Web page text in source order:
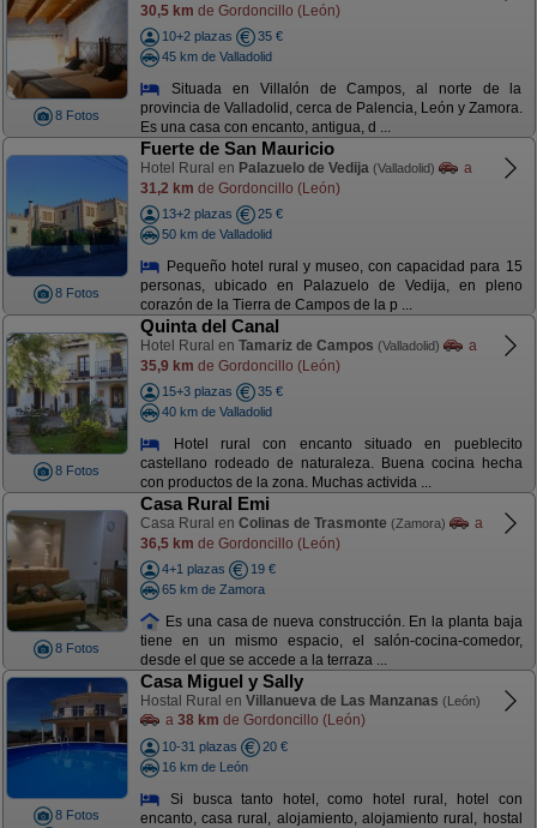
8 Fotos
30,5 km de Gordoncillo (León)
10+2 plazas
35 €
45 km de Valladolid
Situada en Villalón de Campos, al norte de la
provincia de Valladolid, cerca de Palencia, León y Zamora.
Es una casa con encanto, antigua, d ...
8 Fotos
Fuerte de San Mauricio
Hotel Rural en Palazuelo de Vedija (Valladolid)
a
31,2 km de Gordoncillo (León)
13+2 plazas
25 €
50 km de Valladolid
Pequeño hotel rural y museo, con capacidad para 15
personas, ubicado en Palazuelo de Vedija, en pleno
corazón de la Tierra de Campos de la p ...
8 Fotos
Quinta del Canal
Hotel Rural en Tamariz de Campos (Valladolid)
a
35,9 km de Gordoncillo (León)
15+3 plazas
35 €
40 km de Valladolid
Hotel rural con encanto situado en pueblecito
castellano rodeado de naturaleza. Buena cocina hecha
con productos de la zona. Muchas activida ...
8 Fotos
Casa Rural Emi
Casa Rural en Colinas de Trasmonte (Zamora)
a
36,5 km de Gordoncillo (León)
4+1 plazas
19 €
65 km de Zamora
Es una casa de nueva construcción. En la planta baja
tiene en un mismo espacio, el salón-cocina-comedor,
desde el que se accede a la terraza ...
8 Fotos
Casa Miguel y Sally
Hostal Rural en Villanueva de Las Manzanas (León)
a 38 km de Gordoncillo (León)
10-31 plazas
20 €
16 km de León
Si busca tanto hotel, como hotel rural, hotel con
encanto, casa rural, alojamiento, alojamiento rural, hostal